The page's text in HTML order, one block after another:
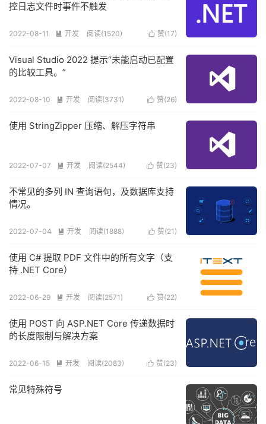
控日志文件时事件不触发
 赞(17)
2022-08-11  开发 阅读(1520)
Visual Studio 2022 提示“未能启动已配置
的比较工具。”
 赞(26)
2022-08-10  开发 阅读(3731 )
使用 StringZipper 压缩、解压字符串
 赞(23)
2022-07-07  开发 阅读(2544)
不常见的多列 IN 查询语句，及数据库支持
情况。
 赞(21 )
2022-07-04  开发 阅读(1888)
使用 C# 提取 PDF 文件中的所有文字（支
持 .NET Core）
 赞(22)
2022-06-29  开发 阅读(2571 )
使用 POST 向 ASP.NET Core 传递数据时
的长度限制与解决方案
 赞(23)
2022-06-15  开发 阅读(2083)
常见特殊符号